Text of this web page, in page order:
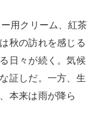
用クリーム、紅茶
秋の訪れを感じる
日々が続く。気候
証しだ。一方、生
本来は雨が降ら